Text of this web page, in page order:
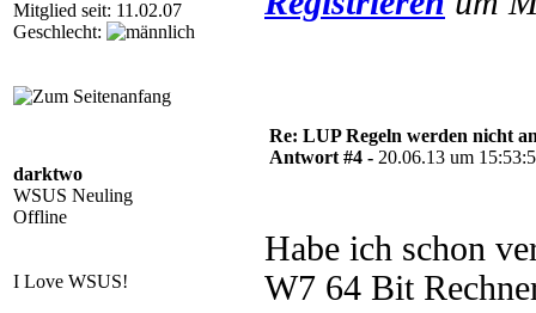
Mitglied seit: 11.02.07
Geschlecht:
darktwo
WSUS Neuling
Offline
I Love WSUS!
Re: LUP Regeln werden nicht
Antwort #4 - 20.06.13 um
Habe ich schon
W7 64 Bit